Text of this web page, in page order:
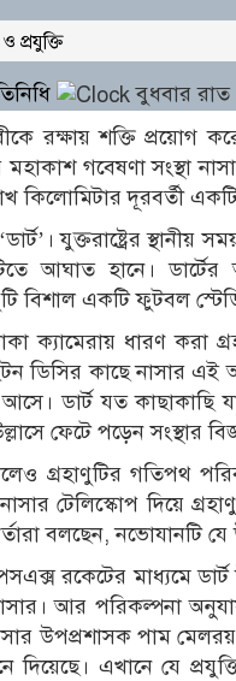
প্রযুক্তি
বুধবার রাত
রক্ষায় শক্তি প্রয়োগ
মহাকাশ গবেষণা
কিলোমিটার দূরবর্তী
যুক্তরাষ্ট্রের
আঘাত হানে।
বিশাল একটি ফুটবল
ক্যামেরায় ধারণ করা
ডিসির কাছে নাসার
আসে। ডার্ট যত
ফেটে পড়েন সংস্থার
গ্রহাণুটির গতিপথ
টেলিস্কোপ দিয়ে
বলছেন, নভোযানটি
রকেটের মাধ্যমে
আর পরিকল্পনা
উপপ্রশাসক পাম
দিয়েছে। এখানে যে